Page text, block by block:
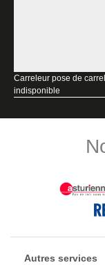
Carreleur pose de
indisponible
Autres services